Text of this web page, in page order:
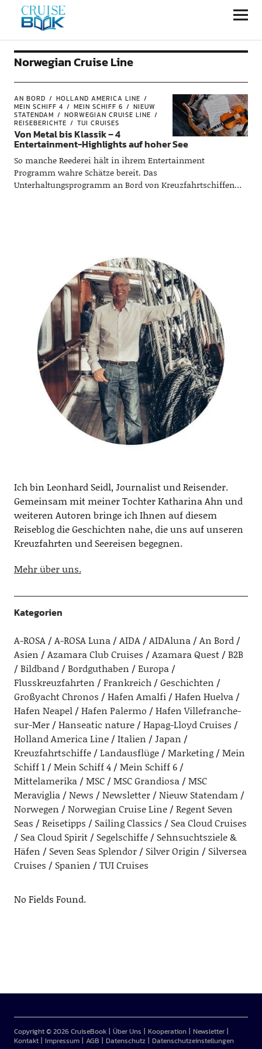
CRUISEBOOK
Norwegian Cruise Line
AN BORD
HOLLAND AMERICA LINE
MEIN SCHIFF 4
MEIN SCHIFF 6
NIEUW
STATENDAM
NORWEGIAN CRUISE LINE
REISEBERICHTE
TUI CRUISES
Von Metal bis Klassik – 4
Entertainment-Highlights auf hoher See
So manche Reederei hält in ihrem Entertainment
Programm wahre Schätze bereit. Das
Unterhaltungsprogramm an Bord von Kreuzfahrtschiffen
Ich bin Leonhard Seidl, Journalist und Reisender.
Gemeinsam mit meiner Tochter Katharina Ahn und
weiteren Autoren bringe ich Ihnen auf diesem
Reiseblog die Geschichten nahe, die uns auf unseren
Kreuzfahrten und Seereisen begegnen.
Mehr über uns.
Kategorien
A-ROSA A-ROSA Luna AIDA AIDAluna
An Bord
Asien
Azamara Club Cruises Azamara Quest
B2B
Bildband
Bordguthaben
Europa
Flusskreuzfahrten
Frankreich
Geschichten
Großyacht Chronos
Hafen Amalfi
Hafen Huelva
Hafen Neapel
Hafen Palermo
Hafen Villefranche-
sur-Mer
Hanseatic nature
Hapag-Lloyd Cruises
Holland America Line
Italien
Japan
Kreuzfahrtschiffe
Landausflüge Marketing
Mein
Schiff 1
Mein Schiff 4
Mein Schiff 6
Mittelamerika
MSC MSC Grandiosa
MSC
Meraviglia
News Newsletter
Nieuw Statendam
Norwegen
Norwegian Cruise Line
Regent Seven
Seas
Reisetipps Sailing Classics
Sea Cloud Cruises
Sea Cloud Spirit
Segelschiffe
Sehnsuchtsziele &
Häfen
Seven Seas Splendor Silver Origin
Silversea
Cruises
Spanien TUI Cruises
No Fields Found.
Copyright © 2026 CruiseBook Über Uns Kooperation
Newsletter
Kontakt
Impressum AGB Datenschutz Datenschutzeinstellungen